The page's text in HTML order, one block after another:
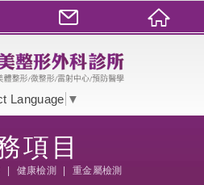
Language ▼
項目
健康檢測 重金屬檢測
登入(燈箱)
入會員
記密碼
密碼修改